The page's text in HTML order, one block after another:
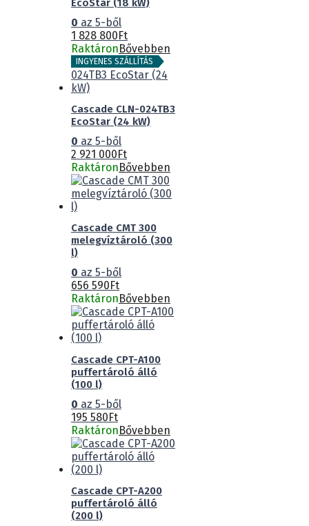
0 az 5-ből
1 828 800Ft
RaktáronBővebben
INGYENES SZÁLLÍTÁS
Cascade CLN-024TB3
EcoStar (24 kW)
0 az 5-ből
2 921 000Ft
RaktáronBővebben
Cascade CMT 300
melegvíztároló (300
l)
0 az 5-ből
656 590 Ft
Raktáron Bővebben
Cascade CPT-A100
puffertároló álló
(100 l)
0 az 5-ből
195 580Ft
RaktáronBővebben
Cascade CPT-A200
puffertároló álló
(200 l)